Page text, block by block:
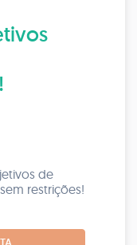
de
restrições!